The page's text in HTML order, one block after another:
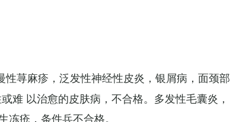
荨麻疹，泛发性神经性皮炎，银屑病，面颈部
难 以治愈的皮肤病，不合格。多发性毛囊炎，
疮，条件兵不合格。